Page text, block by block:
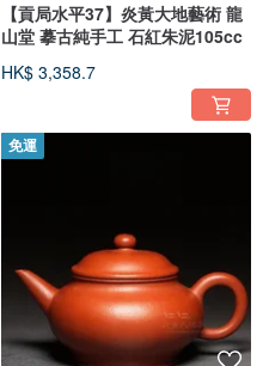
【貢局水平37】炎黃大地藝術 龍
山堂 摹古純手工 石紅朱泥105cc
HK$ 3,358.7
免運